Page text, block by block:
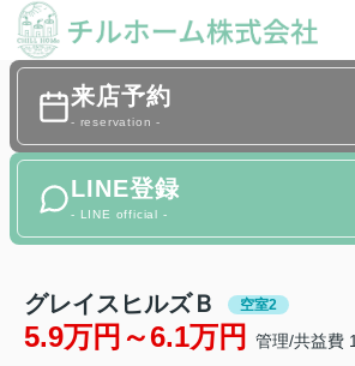
来店予約
- reservation -
LINE登録
- LINE official -
グレイスヒルズＢ 空室2
5.9万円～6.1万円 管理/共益費